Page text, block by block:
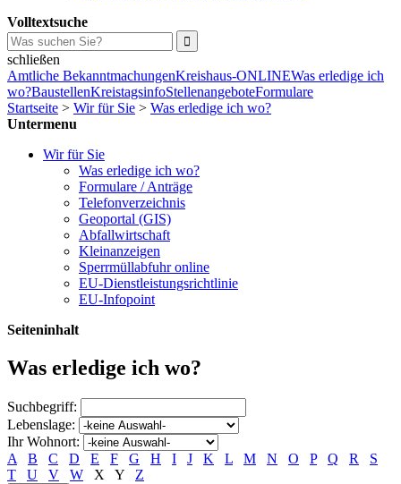
Volltextsuche
schließen
Amtliche BekanntmachungenKreishaus-ONLINEWas erledige ich
wo?BaustellenKreistagsinfoStellenangeboteFormulare
Startseite > Wir für Sie > Was erledige ich wo?
Untermenu
Wir für Sie
Was erledige ich wo?
Formulare / Anträge
Telefonverzeichnis
Geoportal (GIS)
Abfallwirtschaft
Kleinanzeigen
Sperrmüllabfuhr online
EU-Dienstleistungsrichtlinie
EU-Infopoint
Seiteninhalt
Was erledige ich wo?
Suchbegriff:
Lebenslage:
Ihr Wohnort:
A
B C D E F G H I J K L M N O P Q R
S
T
U V W X Y Z